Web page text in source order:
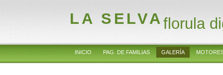
LA SELVAflorula
INICIO PAG. DE FAMILIAS GALERÍA